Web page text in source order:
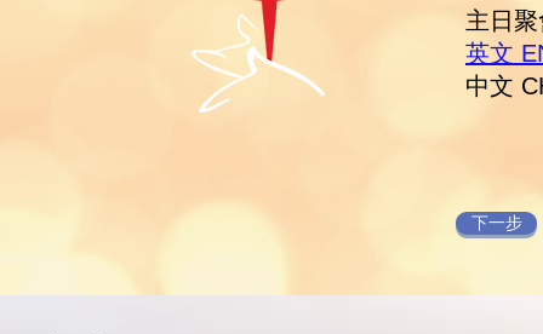
主日
英文
中文
下一步